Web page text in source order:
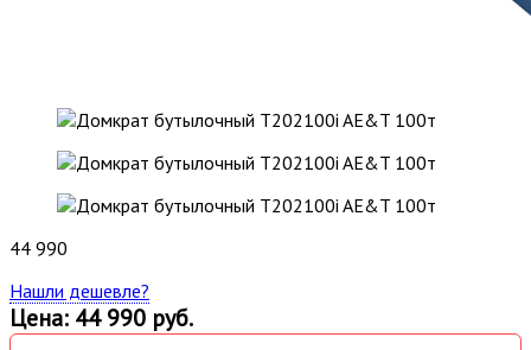
44 990
Нашли дешевле?
Цена: 44 990 руб.